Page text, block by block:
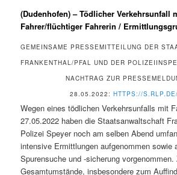
(Dudenhofen) – Tödlicher Verkehrsunfall
Fahrer/flüchtiger Fahrerin /
GEMEINSAME PRESSEMITTEILUNG DER
FRANKENTHAL/PFAL UND DER
NACHTRAG ZUR
28.05.2022: HTTPS://
Wegen eines tödlichen Verkehrsunfalls mit
27.05.2022 haben die Staatsanwaltschaft
Polizei Speyer noch am selben Abend
intensive Ermittlungen aufgenommen sowie
Spurensuche und -sicherung
Gesamtumstände, insbesondere zum